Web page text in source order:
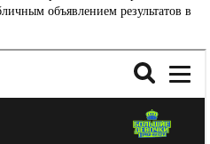
объявлением результатов в